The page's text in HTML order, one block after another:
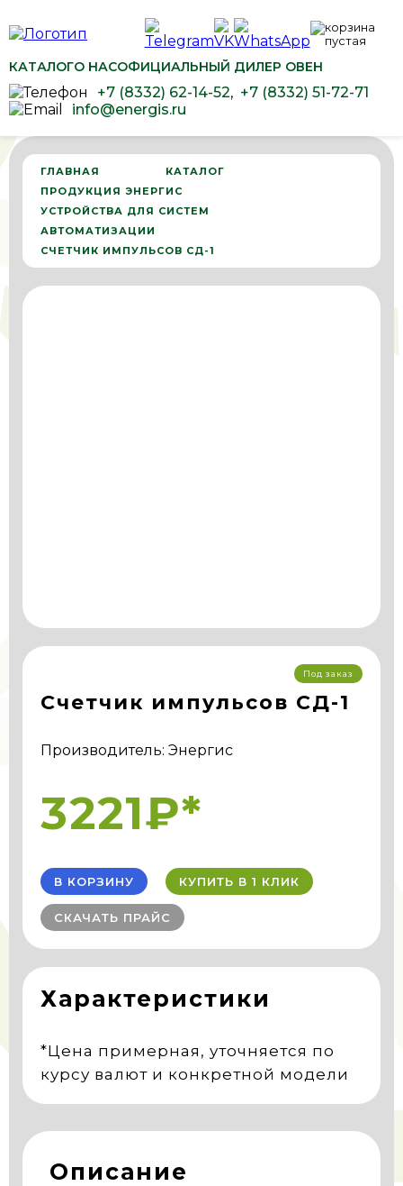
КАТАЛОГО НАСОФИЦИАЛЬНЫЙ ДИЛЕР ОВЕН
+7 (8332) 62-14-52, +7 (8332) 51-72-71
info@energis.ru
ГЛАВНАЯ
КАТАЛОГ
ПРОДУКЦИЯ ЭНЕРГИС
УСТРОЙСТВА ДЛЯ СИСТЕМ
АВТОМАТИЗАЦИИ
СЧЕТЧИК ИМПУЛЬСОВ СД-1
Счетчик импульсов СД-1
Производитель: Энергис
Под заказ
3221₽*
В КОРЗИНУ КУПИТЬ В 1 КЛИК
СКАЧАТЬ ПРАЙС
Характеристики
*Цена примерная, уточняется по
курсу валют и конкретной модели
Описание